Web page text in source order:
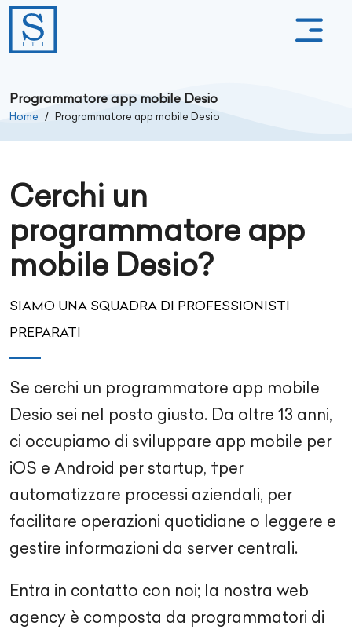
Programmatore app mobile Desio
Home Programmatore app mobile Desio
Cerchi un
programmatore app
mobile Desio?
SIAMO UNA SQUADRA DI PROFESSIONISTI
PREPARATI
Se cerchi un programmatore app mobile
Desio sei nel posto giusto. Da oltre 13 anni,
ci occupiamo di sviluppare app mobile per
iOS e Android per startup, †per
automatizzare processi aziendali, per
facilitare operazioni quotidiane o leggere e
gestire informazioni da server centrali.
Entra in contatto con noi; la nostra web
agency è composta da programmatori di